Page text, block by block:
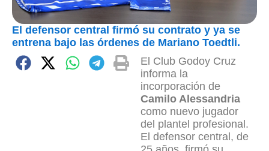
El defensor central firmó su contrato y ya se
entrena bajo las órdenes de Mariano Toedtli.
El Club Godoy Cruz
informa la
incorporación de
Camilo Alessandria
como nuevo jugador
del plantel profesional.
El defensor central, de